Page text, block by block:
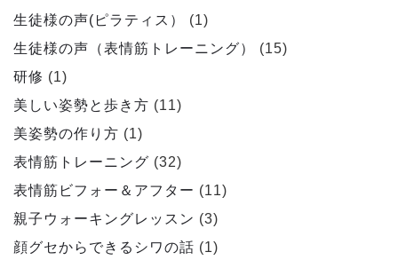
生徒様の声(ピラティス）
(1)
生徒様の声（表情筋トレーニング）
(15)
研修 (1)
美しい姿勢と歩き方 (11)
美姿勢の作り方 (1)
表情筋トレーニング (32)
表情筋ビフォー＆アフター (11)
親子ウォーキングレッスン (3)
顔グセからできるシワの話 (1)